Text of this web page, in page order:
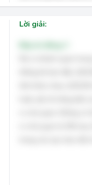
Lời giải: